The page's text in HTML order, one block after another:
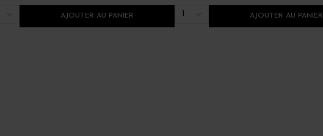
AJOUTER AU PANIER AJOUTER AU PANIER